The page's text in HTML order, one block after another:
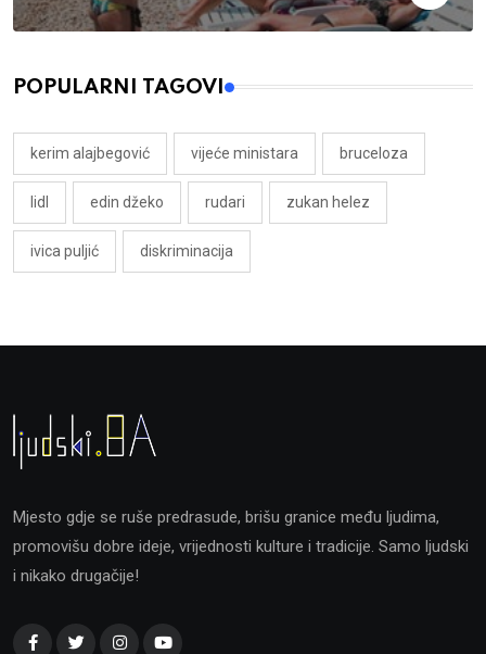
POPULARNI TAGOVI
kerim alajbegović vijeće ministara bruceloza
lidl edin džeko rudari zukan helez
ivica puljić diskriminacija
Mjesto gdje se ruše predrasude, brišu granice među ljudima,
promovišu dobre ideje, vrijednosti kulture i tradicije. Samo ljudski
i nikako drugačije!